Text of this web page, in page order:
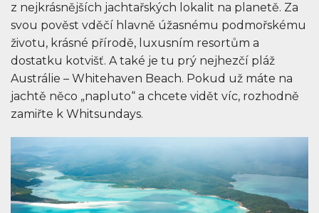
z nejkrásnějších jachtařských lokalit na planetě. Za
svou pověst vděčí hlavně úžasnému podmořskému
životu, krásné přírodě, luxusním resortům a
dostatku kotvišť. A také je tu prý nejhezčí pláž
Austrálie – Whitehaven Beach. Pokud už máte na
jachtě něco „napluto“ a chcete vidět víc, rozhodně
zamiřte k Whitsundays.